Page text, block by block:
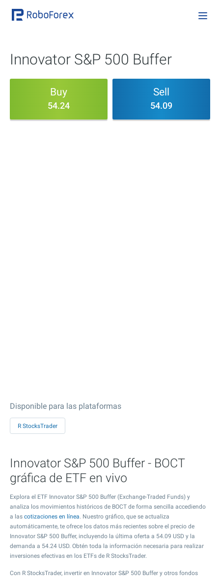
Innovator S&P 500 Buffer
Buy
54.24
Sell
54.09
Disponible para las plataformas
R StocksTrader
Innovator S&P 500 Buffer - BOCT
gráfica de ETF en vivo
Explora el ETF Innovator S&P 500 Buffer (Exchange-Traded Funds) y
analiza los movimientos históricos de BOCT de forma sencilla accediendo
a las cotizaciones en línea. Nuestro gráfico, que se actualiza
automáticamente, te ofrece los datos más recientes sobre el precio de
Innovator S&P 500 Buffer, incluyendo la última oferta a 54.09 USD y la
demanda a 54.24 USD. Obtén toda la información necesaria para realizar
inversiones efectivas en los ETFs de R StocksTrader.
Con R StocksTrader, invertir en Innovator S&P 500 Buffer y otros fondos